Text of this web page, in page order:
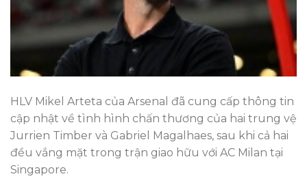
HLV Mikel Arteta của Arsenal đã cung cấp thông tin
cập nhật về tình hình chấn thương của hai trung vệ
Jurrien Timber và Gabriel Magalhaes, sau khi cả hai
đều vắng mặt trong trận giao hữu với AC Milan tại
Singapore.